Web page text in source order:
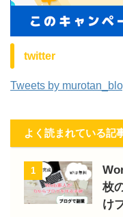
twitter
Tweets by
よく読まれている記
1
枚
け